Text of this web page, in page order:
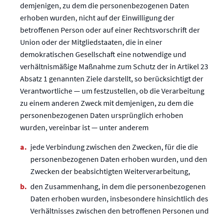
demjenigen, zu dem die personenbezogenen Daten
erhoben wurden, nicht auf der Einwilligung der
betroffenen Person oder auf einer Rechtsvorschrift der
Union oder der Mitgliedstaaten, die in einer
demokratischen Gesellschaft eine notwendige und
verhältnismäßige Maßnahme zum Schutz der in Artikel 23
Absatz 1 genannten Ziele darstellt, so berücksichtigt der
Verantwortliche — um festzustellen, ob die Verarbeitung
zu einem anderen Zweck mit demjenigen, zu dem die
personenbezogenen Daten ursprünglich erhoben
wurden, vereinbar ist — unter anderem
jede Verbindung zwischen den Zwecken, für die die
personenbezogenen Daten erhoben wurden, und den
Zwecken der beabsichtigten Weiterverarbeitung,
den Zusammenhang, in dem die personenbezogenen
Daten erhoben wurden, insbesondere hinsichtlich des
Verhältnisses zwischen den betroffenen Personen und